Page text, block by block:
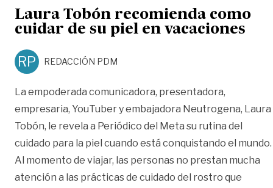
Laura Tobón recomienda como
cuidar de su piel en vacaciones
RP REDACCIÓN PDM
La empoderada comunicadora, presentadora,
empresaria, YouTuber y embajadora Neutrogena, Laura
Tobón, le revela a Periódico del Meta su rutina del
cuidado para la piel cuando está conquistando el mundo.
Al momento de viajar, las personas no prestan mucha
atención a las prácticas de cuidado del rostro que